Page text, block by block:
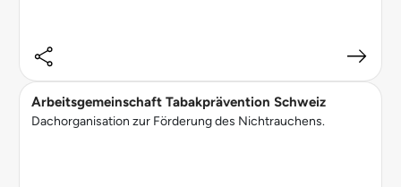
Arbeitsgemeinschaft Tabakprävention Schweiz
Dachorganisation zur Förderung des Nichtrauchens.